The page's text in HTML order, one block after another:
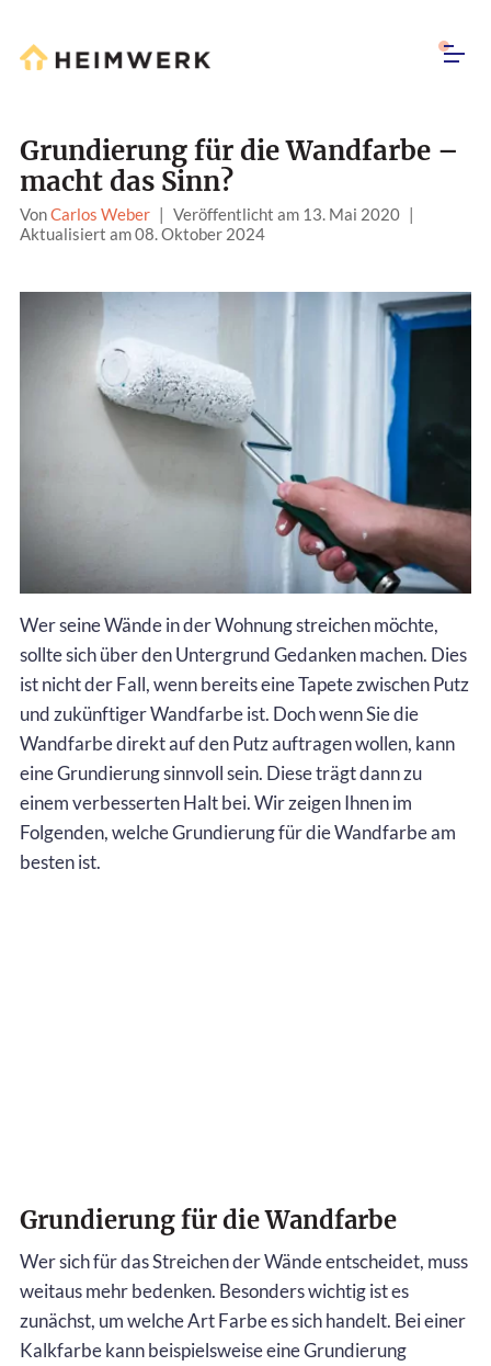
Grundierung für die Wandfarbe –
macht das Sinn?
VonCarlos Weber | Veröffentlicht am 13. Mai 2020 |
Aktualisiert am 08. Oktober 2024
Wer seine Wände in der Wohnung streichen möchte,
sollte sich über den Untergrund Gedanken machen. Dies
ist nicht der Fall, wenn bereits eine Tapete zwischen Putz
und zukünftiger Wandfarbe ist. Doch wenn Sie die
Wandfarbe direkt auf den Putz auftragen wollen, kann
eine Grundierung sinnvoll sein. Diese trägt dann zu
einem verbesserten Halt bei. Wir zeigen Ihnen im
Folgenden, welche Grundierung für die Wandfarbe am
besten ist.
Grundierung für die Wandfarbe
Wer sich für das Streichen der Wände entscheidet, muss
weitaus mehr bedenken. Besonders wichtig ist es
zunächst, um welche Art Farbe es sich handelt. Bei einer
Kalkfarbe kann beispielsweise eine Grundierung